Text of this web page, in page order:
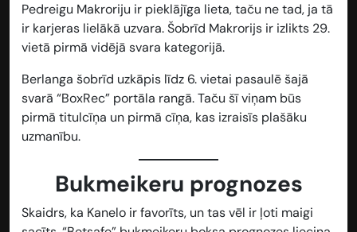
Pedreigu Makroriju ir pieklājīga lieta, taču ne tad, ja tā
ir karjeras lielākā uzvara. Šobrīd Makrorijs ir izlikts 29.
vietā pirmā vidējā svara kategorijā.
Berlanga šobrīd uzkāpis līdz 6. vietai pasaulē šajā
svarā “BoxRec” portāla rangā. Taču šī viņam būs
pirmā titulcīņa un pirmā cīņa, kas izraisīs plašāku
uzmanību.
Bukmeikeru prognozes
Skaidrs, ka Kanelo ir favorīts, un tas vēl ir ļoti maigi